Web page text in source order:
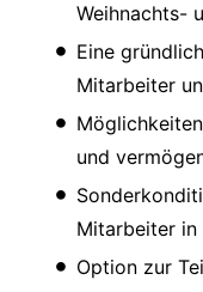
Weihnachts-
Eine
Mitarbeiter
und
Mitarbeiter in
Option zur